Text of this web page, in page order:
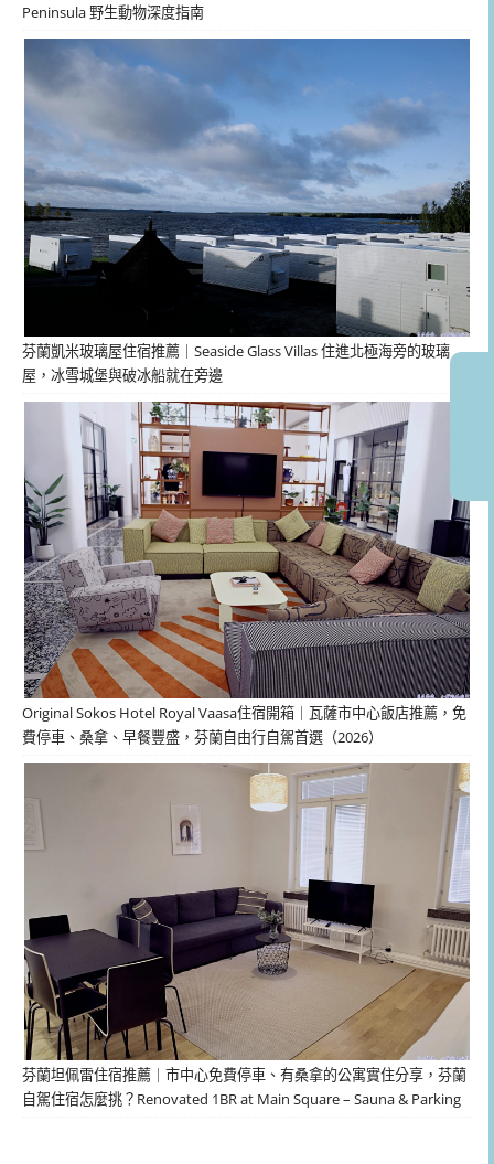
Peninsula 野生動物深度指南
芬蘭凱米玻璃屋住宿推薦｜Seaside Glass Villas 住進北極海旁的玻璃
屋，冰雪城堡與破冰船就在旁邊
Original Sokos Hotel Royal Vaasa住宿開箱｜瓦薩市中心飯店推薦，免
費停車、桑拿、早餐豐盛，芬蘭自由行自駕首選（2026）
芬蘭坦佩雷住宿推薦｜市中心免費停車、有桑拿的公寓實住分享，芬蘭
自駕住宿怎麼挑？Renovated 1BR at Main Square – Sauna & Parking